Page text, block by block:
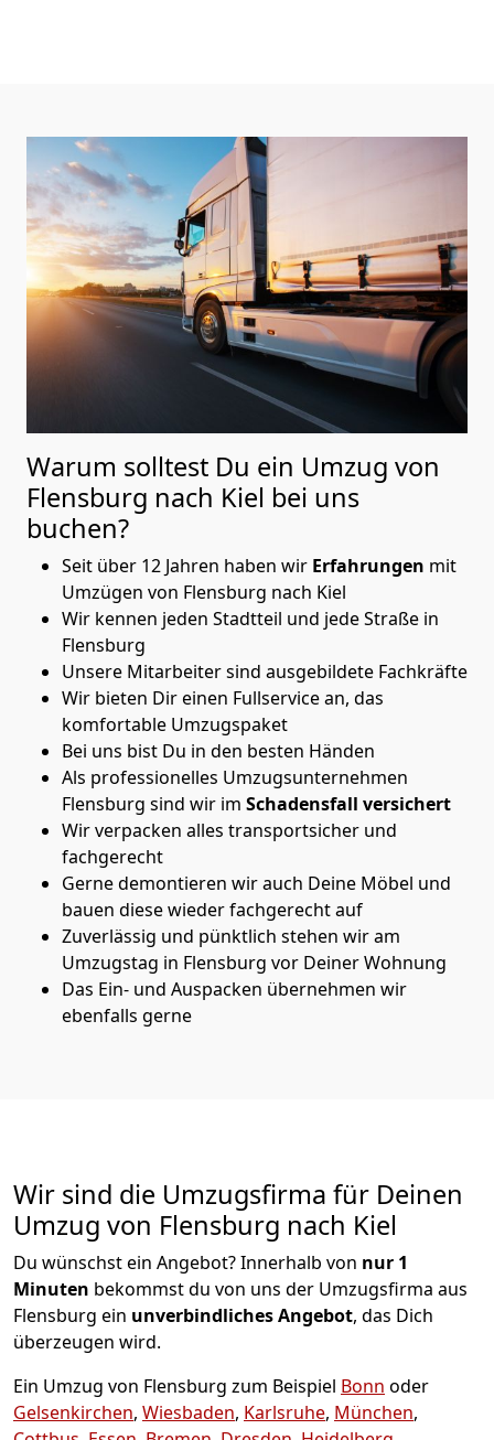
Warum solltest Du ein Umzug von
Flensburg nach Kiel bei uns
buchen?
Seit über 12 Jahren haben wir Erfahrungen mit
Umzügen von Flensburg nach Kiel
Wir kennen jeden Stadtteil und jede Straße in
Flensburg
Unsere Mitarbeiter sind ausgebildete Fachkräfte
Wir bieten Dir einen Fullservice an, das
komfortable Umzugspaket
Bei uns bist Du in den besten Händen
Als professionelles Umzugsunternehmen
Flensburg sind wir im Schadensfall versichert
Wir verpacken alles transportsicher und
fachgerecht
Gerne demontieren wir auch Deine Möbel und
bauen diese wieder fachgerecht auf
Zuverlässig und pünktlich stehen wir am
Umzugstag in Flensburg vor Deiner Wohnung
Das Ein- und Auspacken übernehmen wir
ebenfalls gerne
Wir sind die Umzugsfirma für Deinen
Umzug von Flensburg nach Kiel
Du wünschst ein Angebot? Innerhalb von nur 1
Minuten bekommst du von uns der Umzugsfirma aus
Flensburg ein unverbindliches Angebot, das Dich
überzeugen wird.
Ein Umzug von Flensburg zum Beispiel Bonn oder
Gelsenkirchen, Wiesbaden, Karlsruhe, München,